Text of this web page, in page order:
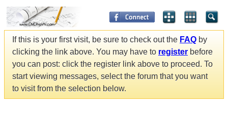
If this is your first visit, be sure to check out the FAQ by
clicking the link above. You may have to register before
you can post: click the register link above to proceed. To
start viewing messages, select the forum that you want
to visit from the selection below.